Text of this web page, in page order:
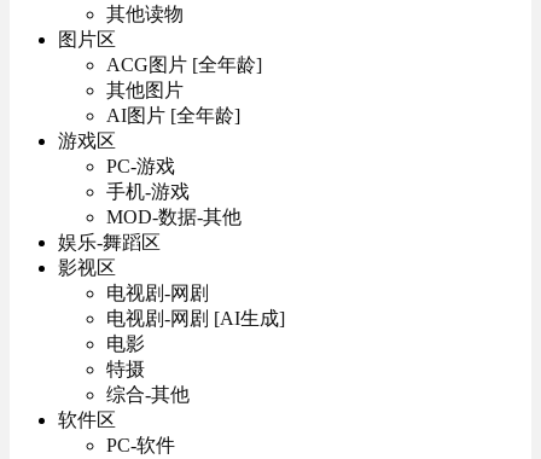
其他读物
图片区
ACG图片 [全年龄]
其他图片
AI图片 [全年龄]
游戏区
PC-游戏
手机-游戏
MOD-数据-其他
娱乐-舞蹈区
影视区
电视剧-网剧
电视剧-网剧 [AI生成]
电影
特摄
综合-其他
软件区
PC-软件